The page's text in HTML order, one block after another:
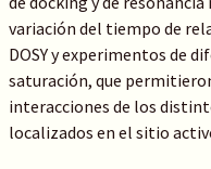
variación del tiempo de
DOSY y experimentos de
saturación, que
interacciones de los
localizados en el sitio